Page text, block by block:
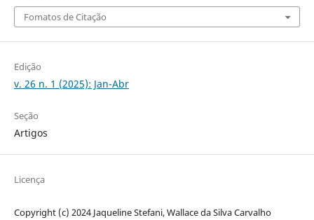
Fomatos de Citação
Edição
v. 26 n. 1 (2025): Jan-Abr
Seção
Artigos
Licença
Copyright (c) 2024 Jaqueline Stefani, Wallace da Silva Carvalho